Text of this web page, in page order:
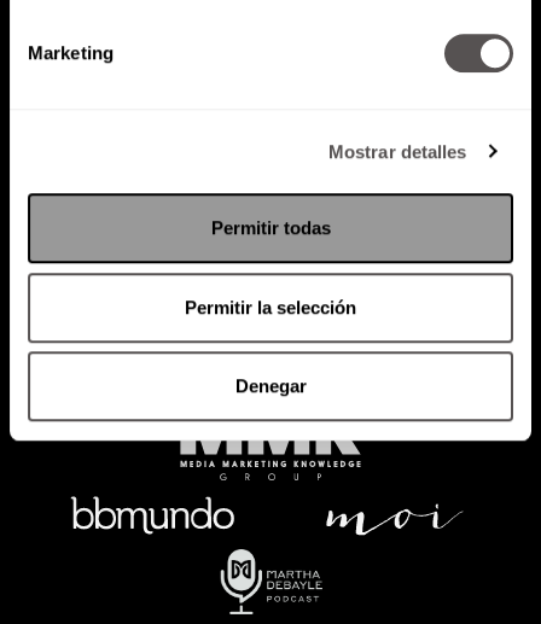
Marketing
Mostrar detalles
Permitir todas
Permitir la selección
Denegar
Política de Privacidad
PODCAST RADIO MARTHA EVENTOS
SACA TU ID